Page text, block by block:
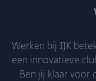
Werken bij IJK
een innovatieve
Ben jij klaar voor